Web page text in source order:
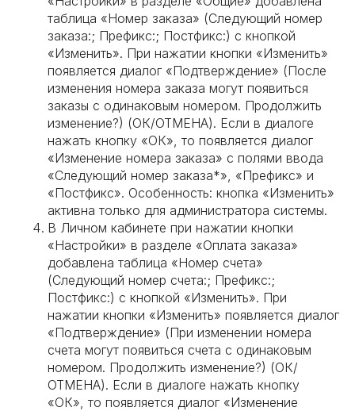
таблица «Номер заказа» (Следующий номер
заказа:; Префикс:; Постфикс:) с кнопкой
«Изменить». При нажатии кнопки «Изменить»
появляется диалог «Подтверждение» (После
изменения номера заказа могут появиться
заказы с одинаковым номером. Продолжить
изменение?) (ОК/ОТМЕНА). Если в диалоге
нажать кнопку «ОК», то появляется диалог
«Изменение номера заказа» с полями ввода
«Следующий номер заказа*», «Префикс» и
«Постфикс». Особенность: кнопка «Изменить»
активна только для администратора системы.
В Личном кабинете при нажатии кнопки
«Настройки» в разделе «Оплата заказа»
добавлена таблица «Номер счета»
(Следующий номер счета:; Префикс:;
Постфикс:) с кнопкой «Изменить». При
нажатии кнопки «Изменить» появляется диалог
«Подтверждение» (При изменении номера
счета могут появиться счета с одинаковым
номером. Продолжить изменение?) (ОК/
ОТМЕНА). Если в диалоге нажать кнопку
«ОК», то появляется диалог «Изменение